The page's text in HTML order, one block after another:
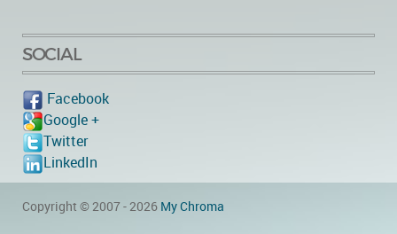
SOCIAL
Facebook
Google +
Twitter
LinkedIn
Copyright © 2007 - 2026 My Chroma